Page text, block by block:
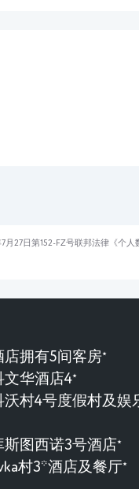
月27日第152-FZ号联邦法律《个人
店拥有5间客房★
文华酒店4★
沃村4号度假村及娱
斯图西诺3号酒店 ★
村3*酒店及餐厅★